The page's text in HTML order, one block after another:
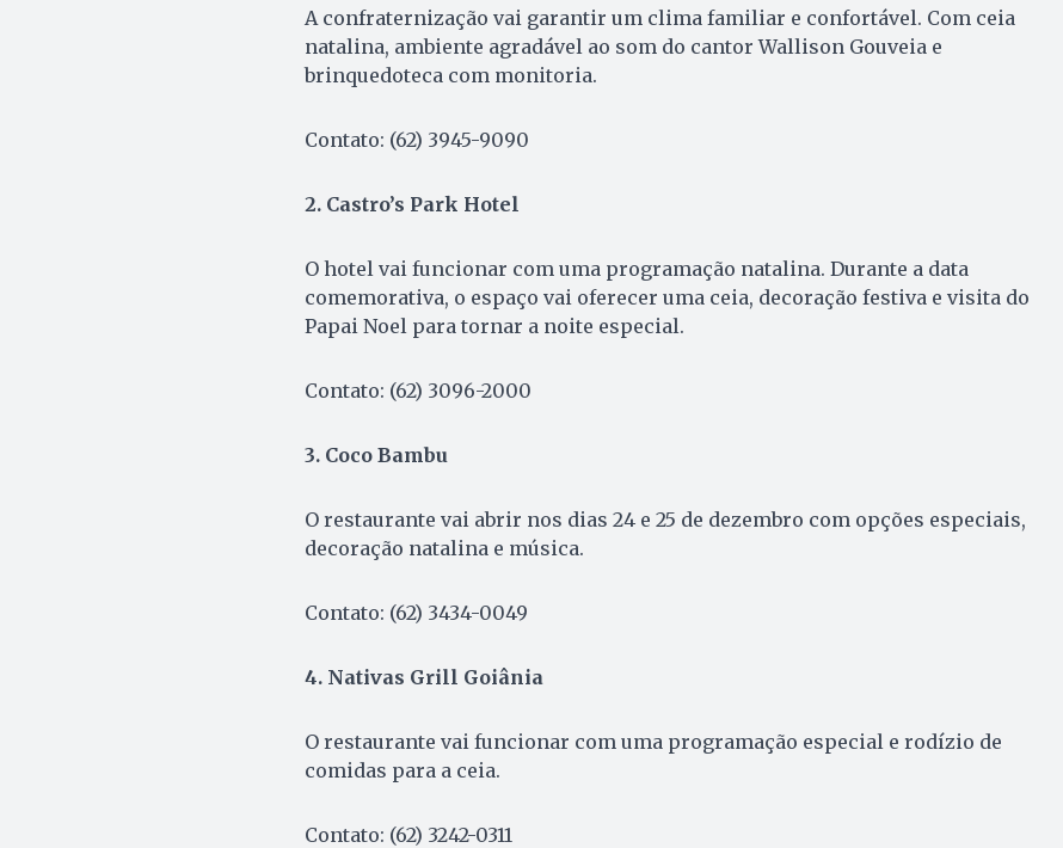
A confraternização vai garantir um clima familiar e confortável. Com ceia
natalina, ambiente agradável ao som do cantor Wallison Gouveia e
brinquedoteca com monitoria.
Contato: (62) 3945-9090
2. Castro’s Park Hotel
O hotel vai funcionar com uma programação natalina. Durante a data
comemorativa, o espaço vai oferecer uma ceia, decoração festiva e visita do
Papai Noel para tornar a noite especial.
Contato: (62) 3096-2000
3. Coco Bambu
O restaurante vai abrir nos dias 24 e 25 de dezembro com opções especiais,
decoração natalina e música.
Contato: (62) 3434-0049
4. Nativas Grill Goiânia
O restaurante vai funcionar com uma programação especial e rodízio de
comidas para a ceia.
Contato: (62) 3242-0311